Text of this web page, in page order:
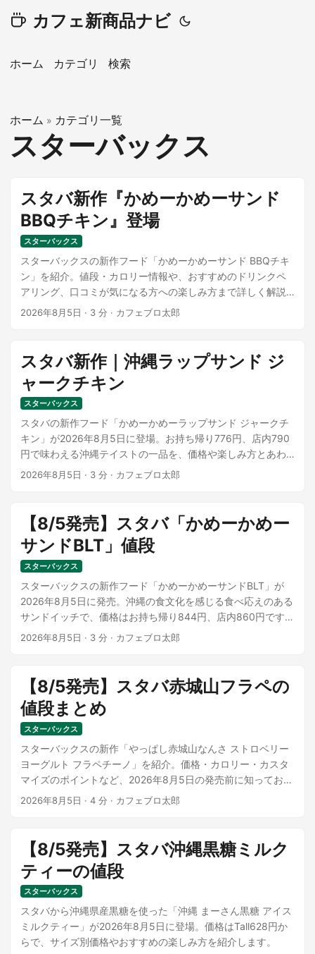
カフェ新商品ナビ
ホーム カテゴリ 検索
ホーム » カテゴリ一覧
スターバックス
スタバ新作『かめーかめーサンド
BBQチキン』登場
スターバックス
スターバックスの新作フード「かめーかめーサンド BBQチキ
ン」を紹介。値段・カロリー情報や、おすすめのドリンクペ
アリング、口コミが気になる方への楽しみ方まで詳しく解説
します。
2026年8月5日 · 3 分 · カフェブロ太郎
スタバ新作｜沖縄ラップサンド ジ
ャークチキン
スターバックス
スタバの新作フード「かめーかめーラップサンド ジャークチ
キン」が2026年8月5日に登場。お持ち帰り776円、店内790
円で味わえる沖縄テイストの一品を、価格や楽しみ方とあわ
せて紹介します。
2026年8月5日 · 3 分 · カフェブロ太郎
【8/5発売】スタバ「かめーかめー
サンドBLT」値段
スターバックス
スターバックスの新作フード「かめーかめーサンドBLT」が
2026年8月5日に発売。沖縄の食文化を感じる食べ応えのある
サンドイッチで、価格はお持ち帰り844円、店内860円です。
商品の魅力とおすすめの楽しみ方を紹介します。
2026年8月5日 · 3 分 · カフェブロ太郎
【8/5発売】スタバ赤城山フラペの
値段まとめ
スターバックス
スターバックスの新作「やっぱし赤城山なんさ ストロベリー
ヨーグルト フラペチーノ」を紹介。価格・カロリー・カスタ
マイズのポイントなど、2026年8月5日の発売前に知っておき
たい情報をまとめました。
2026年8月5日 · 4 分 · カフェブロ太郎
【8/5発売】スタバ沖縄黒糖ミルク
ティーの値段
スターバックス
スタバから沖縄県産黒糖を使った「沖縄 まーさん黒糖 アイス
ミルクティー」が2026年8月5日に登場。価格はTall628円か
らで、サイズ別価格やおすすめの楽しみ方を紹介します。